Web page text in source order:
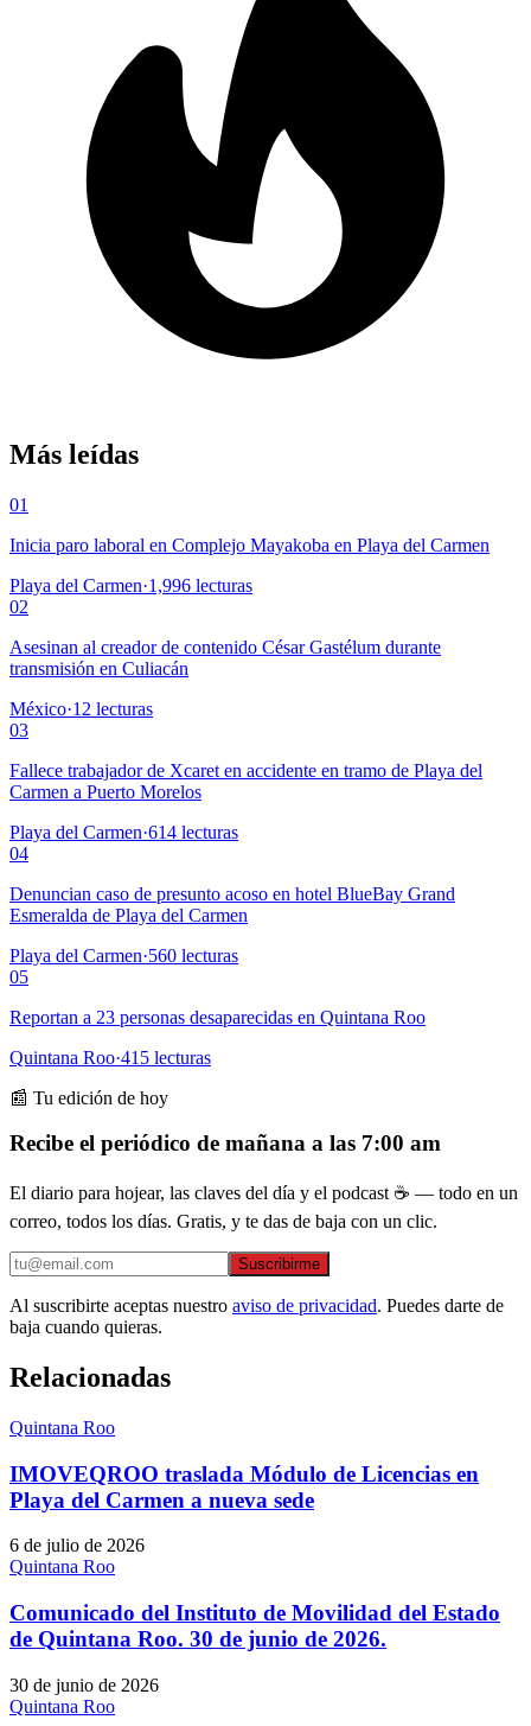
Más leídas
01
Inicia paro laboral en Complejo Mayakoba en Playa del Carmen
Playa del Carmen·1,996 lecturas
02
Asesinan al creador de contenido César Gastélum durante
transmisión en Culiacán
México·12 lecturas
03
Fallece trabajador de Xcaret en accidente en tramo de Playa del
Carmen a Puerto Morelos
Playa del Carmen·614 lecturas
04
Denuncian caso de presunto acoso en hotel BlueBay Grand
Esmeralda de Playa del Carmen
Playa del Carmen·560 lecturas
05
Reportan a 23 personas desaparecidas en Quintana Roo
Quintana Roo·415 lecturas
📰 Tu edición de hoy
Recibe el periódico de mañana a las 7:00 am
El diario para hojear, las claves del día y el podcast ☕ — todo en un
correo, todos los días. Gratis, y te das de baja con un clic.
Suscribirme
Al suscribirte aceptas nuestro aviso de privacidad. Puedes darte de
baja cuando quieras.
Relacionadas
Quintana Roo
IMOVEQROO traslada Módulo de Licencias en
Playa del Carmen a nueva sede
6 de julio de 2026
Quintana Roo
Comunicado del Instituto de Movilidad del Estado
de Quintana Roo. 30 de junio de 2026.
30 de junio de 2026
Quintana Roo